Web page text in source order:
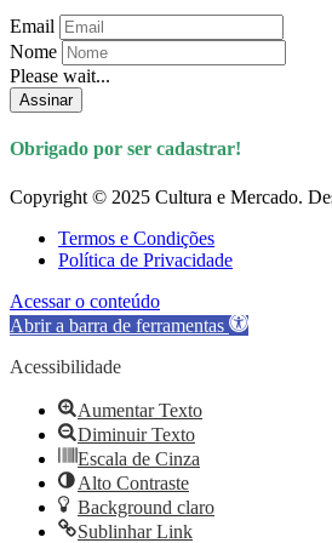
Email
Nome
Please wait...
Assinar
Obrigado por ser cadastrar!
Copyright © 2025 Cultura e Mercado.
Termos e Condições
Política de Privacidade
Acessar o conteúdo
Abrir a barra de ferramentas
Acessibilidade
Aumentar Texto
Diminuir Texto
Escala de Cinza
Alto Contraste
Background claro
Sublinhar Link